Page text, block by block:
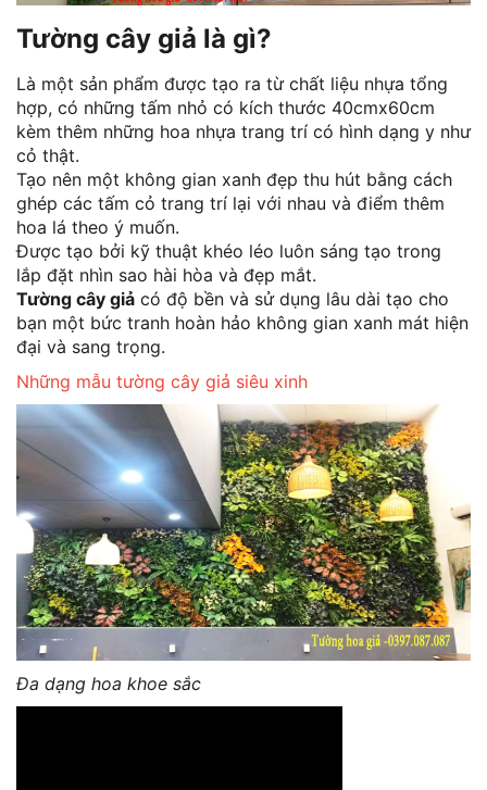
Tường cây giả là gì?
Là một sản phẩm được tạo ra từ chất liệu nhựa tổng
hợp, có những tấm nhỏ có kích thước 40cmx60cm
kèm thêm những hoa nhựa trang trí có hình dạng y như
cỏ thật.
Tạo nên một không gian xanh đẹp thu hút bằng cách
ghép các tấm cỏ trang trí lại với nhau và điểm thêm
hoa lá theo ý muốn.
Được tạo bởi kỹ thuật khéo léo luôn sáng tạo trong
lắp đặt nhìn sao hài hòa và đẹp mắt.
Tường cây giả có độ bền và sử dụng lâu dài tạo cho
bạn một bức tranh hoàn hảo không gian xanh mát hiện
đại và sang trọng.
Những mẫu tường cây giả siêu xinh
Đa dạng hoa khoe sắc